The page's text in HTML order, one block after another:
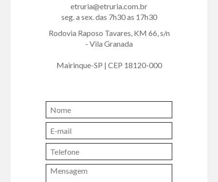
etruria@etruria.com.br
seg. a sex. das 7h30 as 17h30
Rodovia Raposo Tavares, KM 66, s/n
- Vila Granada
Mairinque-SP | CEP 18120-000